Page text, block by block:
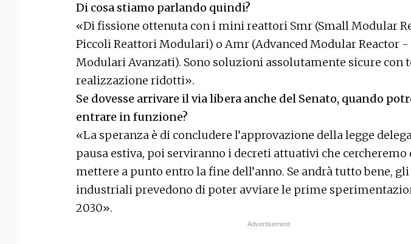
Di cosa stiamo parlando quindi?
«Di fissione ottenuta con i mini reattori Smr (Small Modular
Piccoli Reattori Modulari) o Amr (Advanced Modular Reactor
Modulari Avanzati). Sono soluzioni assolutamente sicure con
realizzazione ridotti».
Se dovesse arrivare il via libera anche del Senato, quando
entrare in funzione?
«La speranza è di concludere l’approvazione della legge
pausa estiva, poi serviranno i decreti attuativi che cercheremo
mettere a punto entro la fine dell’anno. Se andrà tutto bene, gli
industriali prevedono di poter avviare le prime
2030».